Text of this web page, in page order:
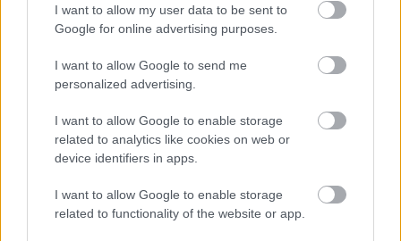
I want to allow my user data to be sent to
Google for online advertising purposes.
I want to allow Google to send me
personalized advertising.
I want to allow Google to enable storage
related to analytics like cookies on web or
device identifiers in apps.
I want to allow Google to enable storage
related to functionality of the website or app.
28.04.2026